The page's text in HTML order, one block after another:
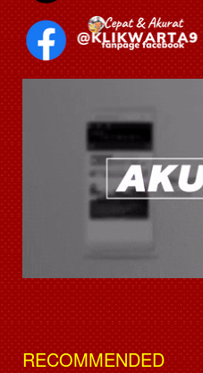
RECOMMENDED